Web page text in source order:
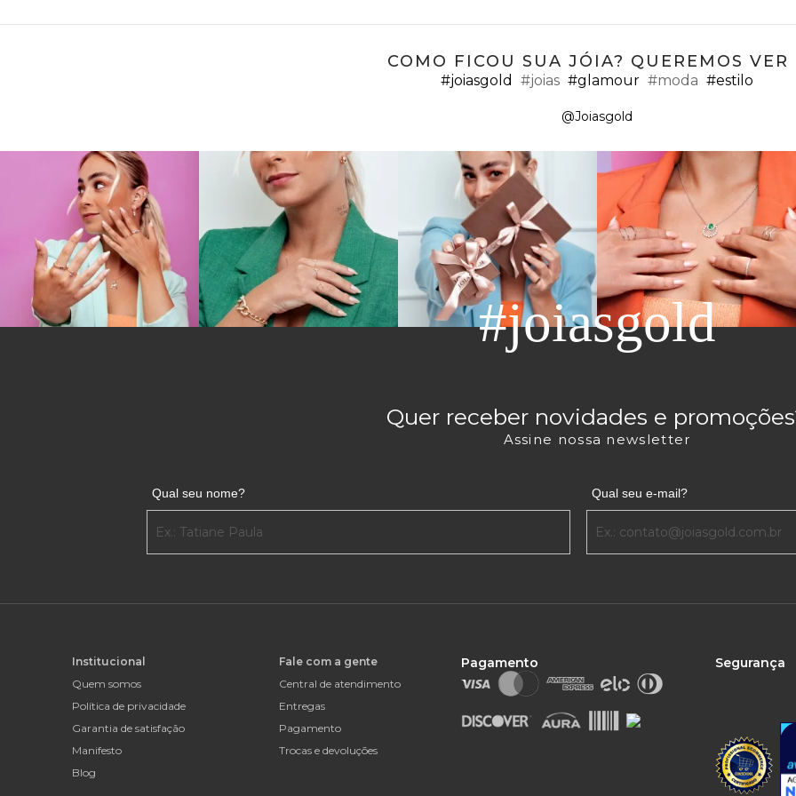
COMO FICOU SUA JÓIA? QUEREMOS VER
#joiasgold #joias #glamour #moda #estilo
@Joiasgold
#joiasgold
Quer receber novidades e
Assine nossa newsletter
Qual seu nome? Qual seu e-mail?
Institucional
Quem somos
Política de privacidade
Garantia de satisfação
Manifesto
Blog
Fale com a gente
Central de atendimento
Entregas
Pagamento
Trocas e devoluções
Pagamento Segurança